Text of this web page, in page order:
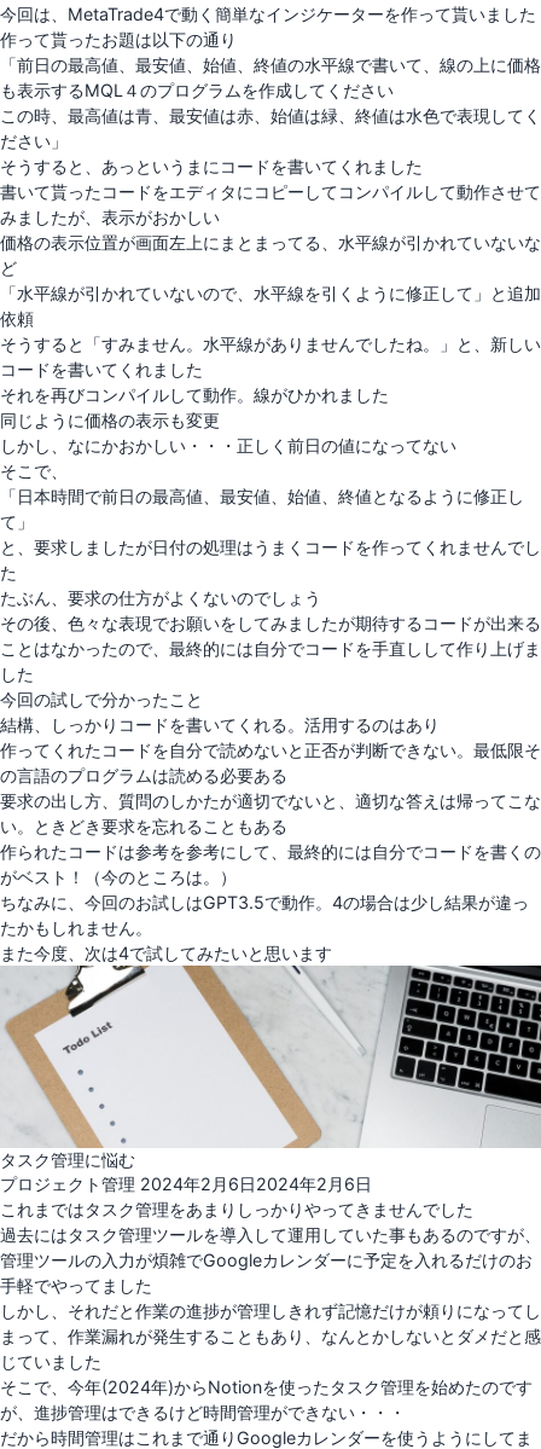
今回は、MetaTrade4で動く簡単なインジケーターを作って貰いました
作って貰ったお題は以下の通り
「前日の最高値、最安値、始値、終値の水平線で書いて、線の上に価格
も表示するMQL４のプログラムを作成してください
この時、最高値は青、最安値は赤、始値は緑、終値は水色で表現してく
ださい」
そうすると、あっというまにコードを書いてくれました
書いて貰ったコードをエディタにコピーしてコンパイルして動作させて
みましたが、表示がおかしい
価格の表示位置が画面左上にまとまってる、水平線が引かれていないな
ど
「水平線が引かれていないので、水平線を引くように修正して」と追加
依頼
そうすると「すみません。水平線がありませんでしたね。」と、新しい
コードを書いてくれました
それを再びコンパイルして動作。線がひかれました
同じように価格の表示も変更
しかし、なにかおかしい・・・正しく前日の値になってない
そこで、
「日本時間で前日の最高値、最安値、始値、終値となるように修正し
て」
と、要求しましたが日付の処理はうまくコードを作ってくれませんでし
た
たぶん、要求の仕方がよくないのでしょう
その後、色々な表現でお願いをしてみましたが期待するコードが出来る
ことはなかったので、最終的には自分でコードを手直しして作り上げま
した
今回の試しで分かったこと
結構、しっかりコードを書いてくれる。活用するのはあり
作ってくれたコードを自分で読めないと正否が判断できない。最低限そ
の言語のプログラムは読める必要ある
要求の出し方、質問のしかたが適切でないと、適切な答えは帰ってこな
い。ときどき要求を忘れることもある
作られたコードは参考を参考にして、最終的には自分でコードを書くの
がベスト！（今のところは。）
ちなみに、今回のお試しはGPT3.5で動作。4の場合は少し結果が違っ
たかもしれません。
また今度、次は4で試してみたいと思います
タスク管理に悩む
プロジェクト管理 投
稿
日:
2024年2月6日2024年2月6日
これまではタスク管理をあまりしっかりやってきませんでした
過去にはタスク管理ツールを導入して運用していた事もあるのですが、
管理ツールの入力が煩雑でGoogleカレンダーに予定を入れるだけのお
手軽でやってました
しかし、それだと作業の進捗が管理しきれず記憶だけが頼りになってし
まって、作業漏れが発生することもあり、なんとかしないとダメだと感
じていました
そこで、今年(2024年)からNotionを使ったタスク管理を始めたのです
が、進捗管理はできるけど時間管理ができない・・・
だから時間管理はこれまで通りGoogleカレンダーを使うようにしてま